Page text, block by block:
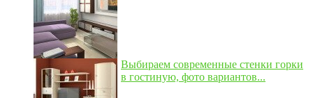
Выбираем современные стенки горки
в гостиную, фото вариантов...